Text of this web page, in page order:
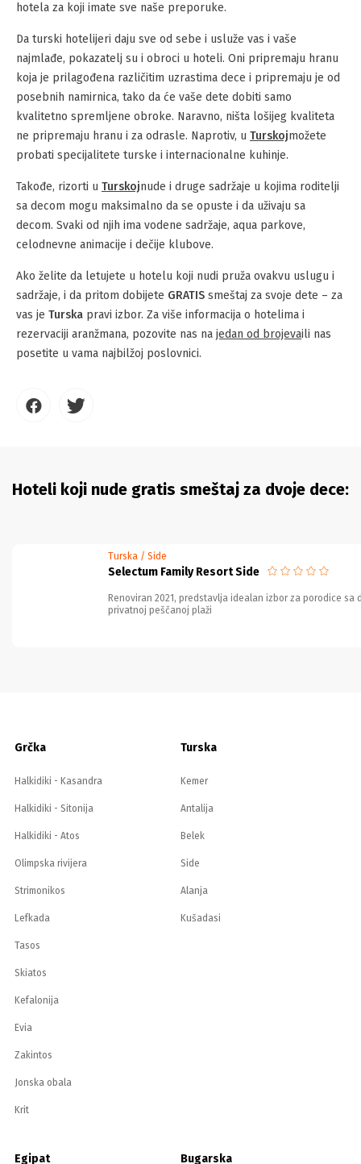
hotela za koji imate sve naše preporuke.
Da turski hotelijeri daju sve od sebe i usluže vas i vaše
najmlađe, pokazatelj su i obroci u hoteli. Oni pripremaju hranu
koja je prilagođena različitim uzrastima dece i pripremaju je od
posebnih namirnica, tako da će vaše dete dobiti samo
kvalitetno spremljene obroke. Naravno, ništa lošijeg kvaliteta
ne pripremaju hranu i za odrasle. Naprotiv, u Turskojmožete
probati specijalitete turske i internacionalne kuhinje.
Takođe, rizorti u Turskojnude i druge sadržaje u kojima roditelji
sa decom mogu maksimalno da se opuste i da uživaju sa
decom. Svaki od njih ima vodene sadržaje, aqua parkove,
celodnevne animacije i dečije klubove.
Ako želite da letujete u hotelu koji nudi pruža ovakvu uslugu i
sadržaje, i da pritom dobijete GRATIS smeštaj za svoje dete – za
vas je Turska pravi izbor. Za više informacija o hotelima i
rezervaciji aranžmana, pozovite nas na jedan od brojevaili nas
posetite u vama najbilžoj poslovnici.
Hoteli koji nude gratis smeštaj za dvoje dece:
Turska / Side
Selectum Family Resort Side
Renoviran 2021, predstavlja idealan izbor za porodice
privatnoj peščanoj plaži
Grčka
Halkidiki - Kasandra
Halkidiki - Sitonija
Halkidiki - Atos
Olimpska rivijera
Strimonikos
Lefkada
Tasos
Skiatos
Kefalonija
Evia
Zakintos
Jonska obala
Krit
Turska
Kemer
Antalija
Belek
Side
Alanja
Kušadasi
Egipat Bugarska